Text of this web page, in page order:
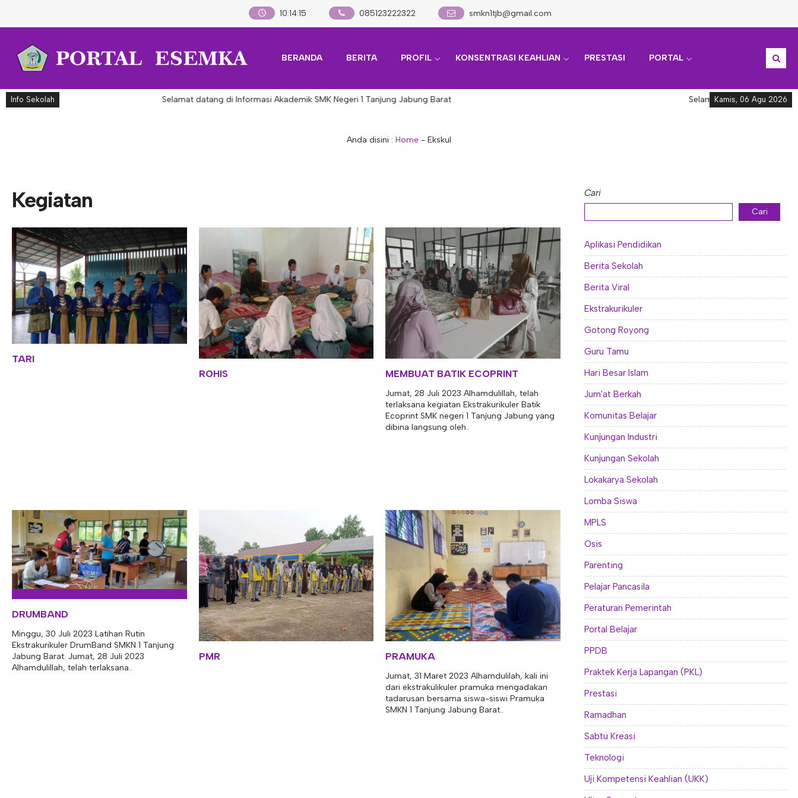
10:14:16 085123222322 smkn1tjb@gmail.com
BERANDA BERITA PROFIL KONSENTRASI KEAHLIAN PRESTASI PORTAL
Info Sekolah Kamis, 06 Agu 2026
Selamat datang di Informasi
Selamat datang di Informasi Akademik SMK Negeri 1 Tanjung Jabung Barat
Anda disini : Home - Ekskul
Kegiatan
TARI
ROHIS
MEMBUAT BATIK ECOPRINT
Jumat, 28 Juli 2023 Alhamdulillah, telah
terlaksana kegiatan Ekstrakurikuler Batik
Ecoprint SMK negeri 1 Tanjung Jabung yang
dibina langsung oleh..
DRUMBAND
Minggu, 30 Juli 2023 Latihan Rutin
Ekstrakurikuler DrumBand SMKN 1 Tanjung
Jabung Barat. Jumat, 28 Juli 2023
Alhamdulillah, telah terlaksana..
PMR PRAMUKA
Jumat, 31 Maret 2023 Alhamdulilah, kali ini
dari ekstrakulikuler pramuka mengadakan
tadarusan bersama siswa-siswi Pramuka
SMKN 1 Tanjung Jabung Barat..
Cari
Cari
Aplikasi Pendidikan
Berita Sekolah
Berita Viral
Ekstrakurikuler
Gotong Royong
Guru Tamu
Hari Besar Islam
Jum'at Berkah
Komunitas Belajar
Kunjungan Industri
Kunjungan Sekolah
Lokakarya Sekolah
Lomba Siswa
MPLS
Osis
Parenting
Pelajar Pancasila
Peraturan Pemerintah
Portal Belajar
PPDB
Praktek Kerja Lapangan (PKL)
Prestasi
Ramadhan
Sabtu Kreasi
Teknologi
Uji Kompetensi Keahlian (UKK)